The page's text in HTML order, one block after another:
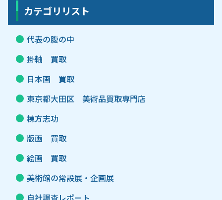
カテゴリリスト
代表の腹の中
掛軸 買取
日本画 買取
東京都大田区 美術品買取専門店
棟方志功
版画 買取
絵画 買取
美術館の常設展・企画展
自社調査レポート